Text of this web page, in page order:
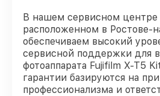
В нашем сервисном центре
расположенном в Ростове-
обеспечиваем высокий
сервисной поддержки для
фотоаппарата Fujifilm X-T5
гарантии базируются на
профессионализма и